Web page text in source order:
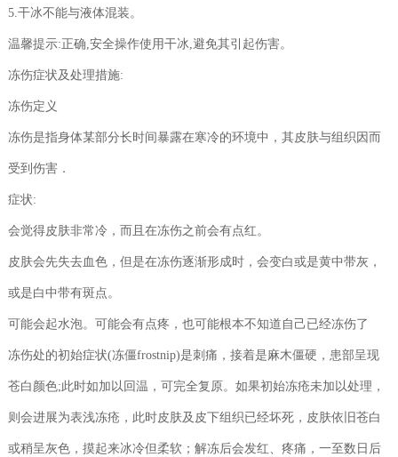
5.干冰不能与液体混装。
温馨提示:正确,安全操作使用干冰,避免其引起伤害。
冻伤症状及处理措施:
冻伤定义
冻伤是指身体某部分长时间暴露在寒冷的环境中，其皮肤与组织因而
受到伤害．
症状:
会觉得皮肤非常冷，而且在冻伤之前会有点红。
皮肤会先失去血色，但是在冻伤逐渐形成时，会变白或是黄中带灰，
或是白中带有斑点。
可能会起水泡。可能会有点疼，也可能根本不知道自己已经冻伤了
冻伤处的初始症状(冻僵frostnip)是刺痛，接着是麻木僵硬，患部呈现
苍白颜色;此时如加以回温，可完全复原。如果初始冻疮未加以处理，
则会进展为表浅冻疮，此时皮肤及皮下组织已经坏死，皮肤依旧苍白
或稍呈灰色，摸起来冰冷但柔软；解冻后会发红、疼痛，一至数日后